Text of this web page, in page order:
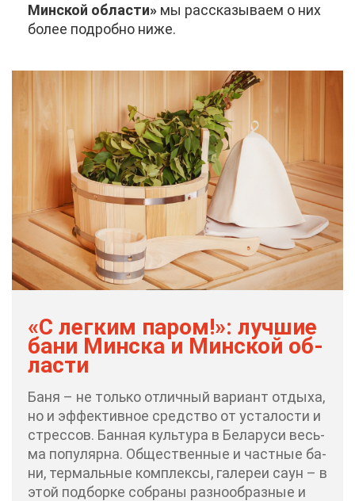
Мин­ской об­ла­сти» мы рас­ска­зы­ва­ем о них
бо­лее по­дроб­но ни­же.
«С лег­ким па­ром!»: луч­шие
ба­ни Мин­ска и Мин­ской об­
ла­сти
Ба­ня – не толь­ко от­лич­ный ва­ри­ант от­ды­ха,
но и эф­фек­тив­ное сред­ство от уста­ло­сти и
стрес­сов. Бан­ная куль­ту­ра в Бе­ла­ру­си весь­
ма по­пу­ляр­на. Об­ще­ствен­ные и част­ные ба­
ни, тер­маль­ные ком­плек­сы, га­ле­реи саун – в
этой под­бор­ке со­бра­ны раз­но­об­раз­ные и